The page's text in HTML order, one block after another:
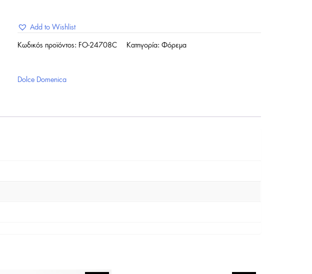
Add to Wishlist
Κωδικός προϊόντος: FO-24708C Κατηγορία: Φόρεμα
Dolce Domenica